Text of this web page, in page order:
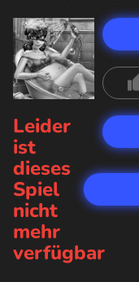
Leider
ist
dieses
Spiel
nicht
mehr
verfügbar